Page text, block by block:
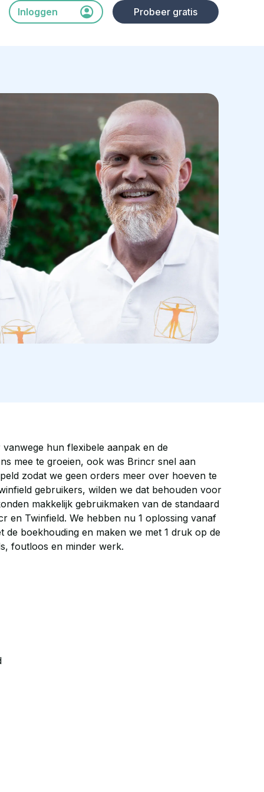
Inloggen Probeer gratis
hun flexibele aanpak en de
mee te groeien, ook was Brincr snel aan
zodat we geen orders meer over hoeven te
gebruikers, wilden we dat behouden voor
makkelijk gebruikmaken van de standaard
en Twinfield. We hebben nu 1 oplossing vanaf
de boekhouding en maken we met 1 druk op de
foutloos en minder werk.